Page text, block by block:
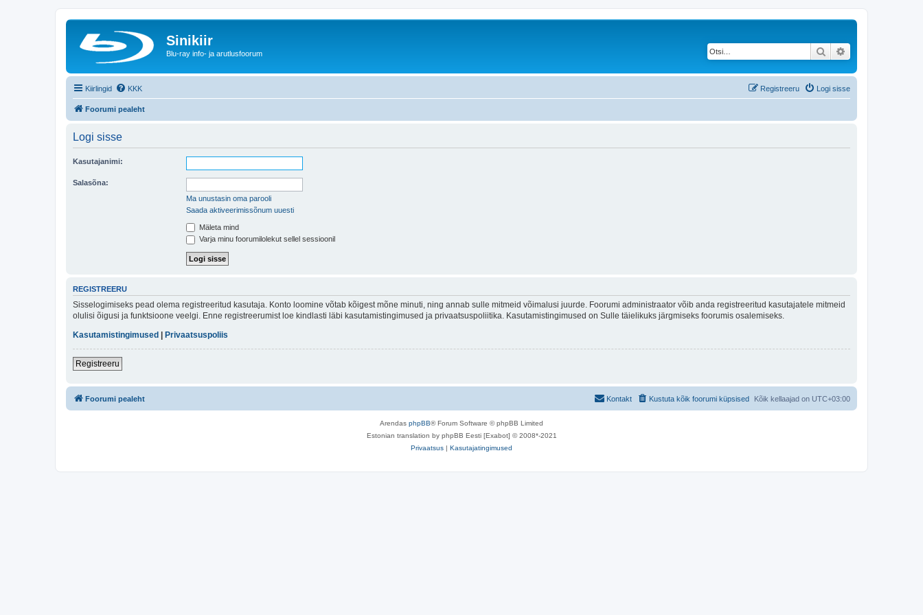
Sinikiir
Blu-ray info- ja arutlusfoorum Otsi
Kiirlingid KKK Logi sisse
Registreeru
Foorumi pealeht
Logi sisse
Kasutajanimi:
Salasõna:
Ma unustasin oma parooli
Saada aktiveerimissõnum uuesti
Mäleta mind
Varja minu foorumilolekut sellel sessioonil
REGISTREERU
Sisselogimiseks pead olema registreeritud kasutaja. Konto loomine võtab kõigest mõne minuti, ning annab sulle mitmeid võimalusi juurde. Foorumi administraator võib anda registreeritud kasutajatele mitmeid
olulisi õigusi ja funktsioone veelgi. Enne registreerumist loe kindlasti läbi kasutamistingimused ja privaatsuspoliitika. Kasutamistingimused on Sulle täielikuks järgmiseks foorumis osalemiseks.
Kasutamistingimused
Privaatsuspoliis
Registreeru
Foorumi pealeht Kõik kellaajad on UTC+03:00
Kustuta kõik foorumi küpsised
Kontakt
Arendas phpBB® Forum Software © phpBB Limited
Estonian translation by phpBB Eesti [Exabot] © 2008*-2021
Privaatsus | Kasutajatingimused